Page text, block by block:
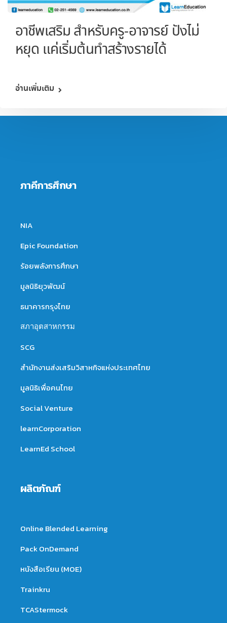
อาชีพเสริม สำหรับครู-อาจารย์ ปังไม่
หยุด แค่เริ่มต้นทำสร้างรายได้
อ่านเพิ่มเติม
ภาคีการศึกษา
NIA
Epic Foundation
ร้อยพลังการศึกษา
มูลนิธิยุวพัฒน์
ธนาคารกรุงไทย
สภาอุตสาหกรรม
SCG
สำนักงานส่งเสริมวิสาหกิจแห่งประเทศไทย
มูลนิธิเพื่อคนไทย
Social Venture
learnCorporation
LearnEd School
ผลิตภัณฑ์
Online Blended Learning
Pack OnDemand
หนังสือเรียน (MOE)
Trainkru
TCAStermock